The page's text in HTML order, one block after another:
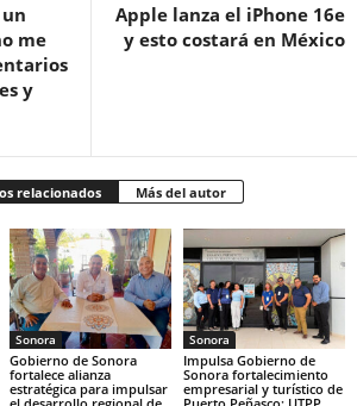
me
y
Apple lanza el iPhone 16e
y esto costará en México
relacionados Más del autor
Sonora
Gobierno de Sonora
fortalece alianza
estratégica para impulsar
Sonora
Impulsa Gobierno de
Sonora fortalecimiento
empresarial y turístico de